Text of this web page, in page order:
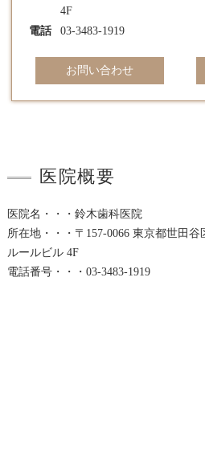
4F
電話
03-3483-1919
お問い合わせ
医院概要
医院名・・・鈴木歯科医院
所在地・・・〒157-0066 東京都世田
ルールビル 4F
電話番号・・・03-3483-1919